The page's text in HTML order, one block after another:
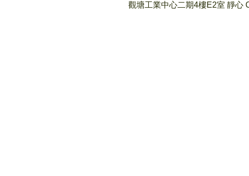
觀塘工業中心二期4樓E2室 靜心